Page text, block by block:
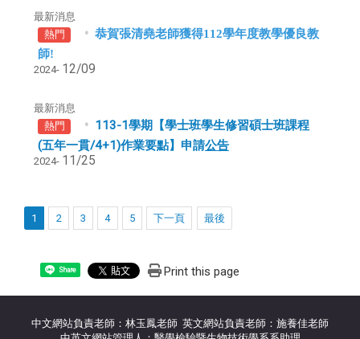
最新消息
熱門
恭賀張清堯老師獲得112學年度教學優良教
師!
2024- 12/09
最新消息
熱門
113-1學期【學士班學生修習碩士班課程
(五年一貫/4+1)作業要點】申請公告
2024- 11/25
1 2 3 4 5 下一頁 最後
Share Print this page
中文網站負責老師：林玉鳳老師 英文網站負責老師：施養佳老師